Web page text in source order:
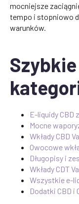
mocniejsze
tempo i stopniowo
warunków.
E-liquidy CBD
Mocne
Wkłady CBD
Owocowe
Długopisy i
Wkłady CDT
Wszystkie e-
Dodatki CBD i